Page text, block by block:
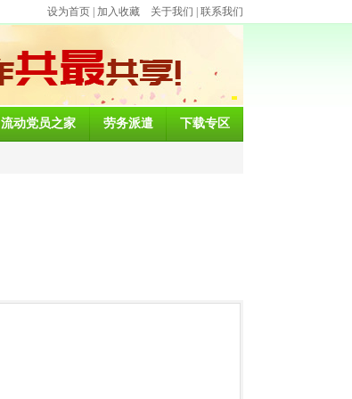
设为首页 加入收藏 关于我们 联系我们
流动党员之家 劳务派遣 下载专区